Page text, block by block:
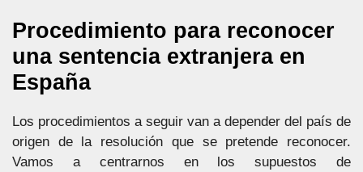
Procedimiento para reconocer
una sentencia extranjera en
España
Los procedimientos a seguir van a depender del país de
origen de la resolución que se pretende reconocer.
Vamos a centrarnos en los supuestos de